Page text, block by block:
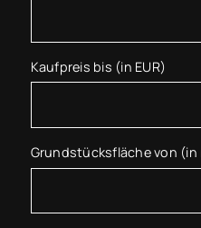
Kaufpreis bis (in EUR)
Grundstücksfläche von (in